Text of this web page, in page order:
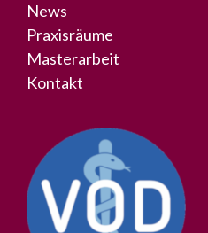
News
Praxisräume
Masterarbeit
Kontakt